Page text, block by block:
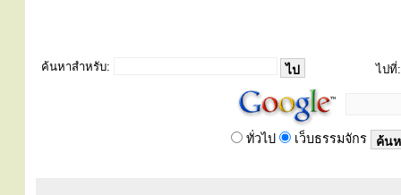
ค้นหาสำหรับ: ไปที่:
ทั่วไป เว็บธรรมจักร